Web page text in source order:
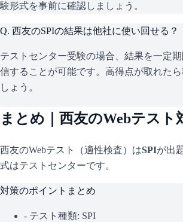
験形式を事前に確認しましょう。
Q. 西友のSPIの結果は他社に使い回せる？
テストセンター受験の場合、結果を一定
信することが可能です。高得点が取れた
しょう。
まとめ｜ 西友のWebテスト
西友のWebテスト（適性検査）はSPIが出
式はテストセンターです。
対策のポイントまとめ
- テスト種類: SPI